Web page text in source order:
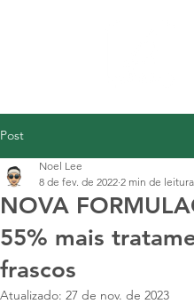
Post
NOVA
55% mais
frascos
Noel Lee
8 de fev. de 2022 2 min de leitura
Atualizado: 27 de nov. de 2023